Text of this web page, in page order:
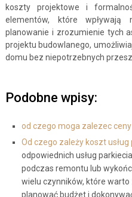
koszty projektowe i
elementów, które wpływają
planowanie i zrozumienie tych
projektu budowlanego,
domu bez niepotrzebnych
Podobne wpisy:
od czego moga zalezec
Od czego zależy koszt usług
odpowiednich usług
podczas remontu lub
wielu czynników, które
planować budżet i